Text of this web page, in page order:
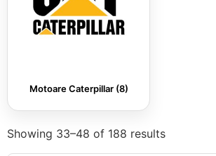
Motoare Caterpillar (8)
Showing 33–48 of 188 results